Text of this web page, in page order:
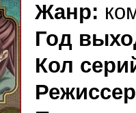
Жанр:
Год
Кол